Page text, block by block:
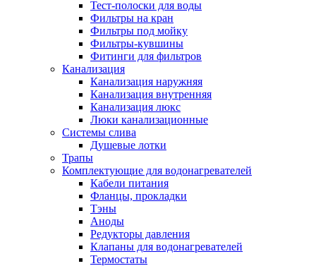
Оплата и доставка
Сервис-центр
Адреса Сервис-центров
Обмен и возврат товара
Тест-полоски для воды
Фильтры на кран
Фильтры под мойку
Фильтры-кувшины
Фитинги для фильтров
Канализация
Канализация наружняя
Канализация внутренняя
Канализация люкс
Люки канализационные
Системы слива
Душевые лотки
Трапы
Комплектующие для водонагревателей
Кабели питания
Фланцы, прокладки
Тэны
Аноды
Редукторы давления
Клапаны для водонагревателей
Термостаты